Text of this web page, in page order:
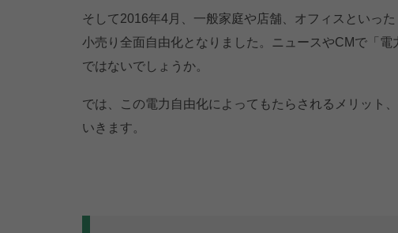
そして2016年4月、一般家庭や店舗、オフィスといった
小売り全面自由化となりました。ニュースやCMで「
ではないでしょうか。
では、この電力自由化によってもたらされるメリット
いきます。